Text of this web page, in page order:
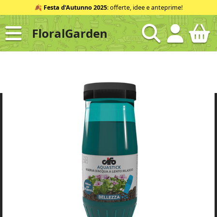
al
contenuto
ID
🍂 Festa d’Autunno 2025: offerte, idee e anteprime!
FloralGarden